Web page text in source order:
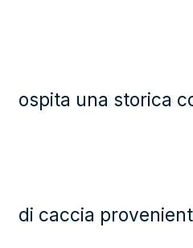
ospita una storica
di caccia